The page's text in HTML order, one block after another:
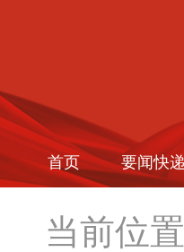
首页 要闻快递
当前位